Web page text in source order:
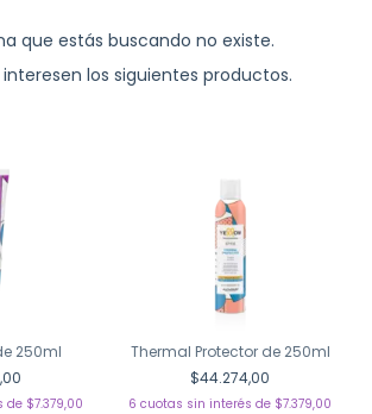
que estás buscando no existe.
los siguientes productos.
250ml
de $7.379,00
Thermal Protector de 250ml
$44.274,00
6 cuotas sin interés de $7.379,00